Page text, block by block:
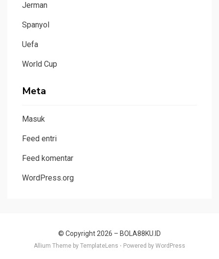
Jerman
Spanyol
Uefa
World Cup
Meta
Masuk
Feed entri
Feed komentar
WordPress.org
© Copyright 2026 – BOLA88KU.ID
Allium Theme by TemplateLens ⋅ Powered by WordPress